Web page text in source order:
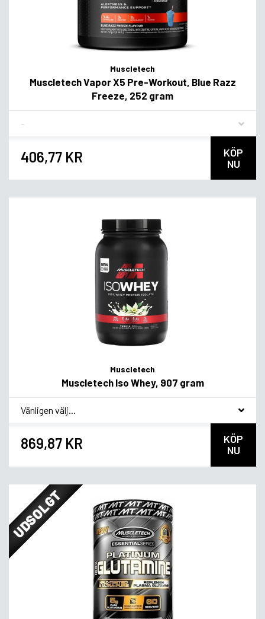
Muscletech
Muscletech Vapor X5 Pre-Workout, Blue Razz
Freeze, 252 gram
406,77 KR
KÖP
NU
Muscletech
Muscletech Iso Whey, 907 gram
* Smakvariant
869,87 KR
KÖP
NU
UDSOLGT